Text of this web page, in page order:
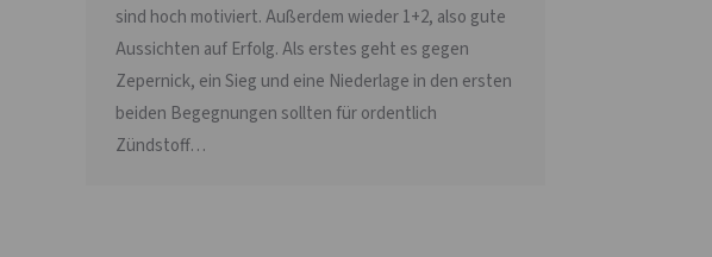
sind hoch motiviert. Außerdem wieder 1+2, also gute
Aussichten auf Erfolg. Als erstes geht es gegen
Zepernick, ein Sieg und eine Niederlage in den ersten
beiden Begegnungen sollten für ordentlich
Zündstoff…